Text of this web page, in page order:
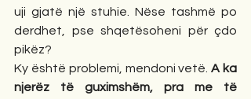
uji gjatë një stuhie. Nëse tashmë po
derdhet, pse shqetësoheni për çdo
pikëz?
Ky është problemi, mendoni vetë. A ka
njerëz të guximshëm, pra me të